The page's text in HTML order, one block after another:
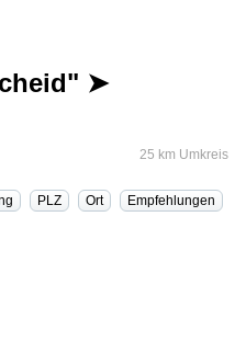
➤
25 km Umkreis
PLZ Ort
Empfehlungen